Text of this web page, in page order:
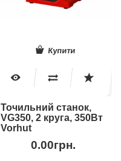
Купити
Точильний станок,
VG350, 2 круга, 350Вт
Vorhut
0.00грн.